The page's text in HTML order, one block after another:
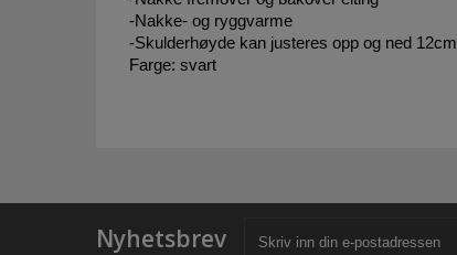
-Nakke- og ryggvarme
-Skulderhøyde kan justeres opp og ned 12cm
Farge: svart
Nyhetsbrev